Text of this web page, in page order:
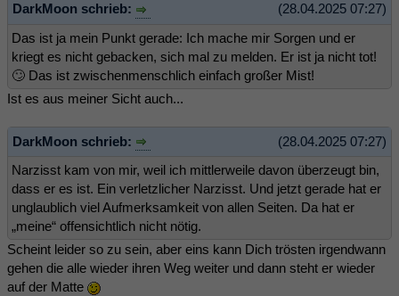
(28.04.2025 07:27)
DarkMoon schrieb:
Das ist ja mein Punkt gerade: Ich mache mir Sorgen und er
kriegt es nicht gebacken, sich mal zu melden. Er ist ja nicht tot!
🙄 Das ist zwischenmenschlich einfach großer Mist!
Ist es aus meiner Sicht auch...
(28.04.2025 07:27)
DarkMoon schrieb:
Narzisst kam von mir, weil ich mittlerweile davon überzeugt bin,
dass er es ist. Ein verletzlicher Narzisst. Und jetzt gerade hat er
unglaublich viel Aufmerksamkeit von allen Seiten. Da hat er
„meine“ offensichtlich nicht nötig.
Scheint leider so zu sein, aber eins kann Dich trösten irgendwann
gehen die alle wieder ihren Weg weiter und dann steht er wieder
auf der Matte